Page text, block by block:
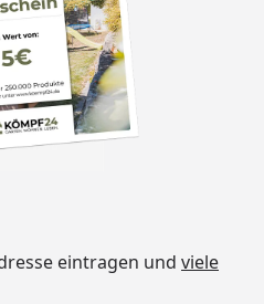
Spezialholz
2 stabile Liegen (55 cm tief,
Liege 24 cm nutzbar)
Sicherheitsrollverschluss
haben die Wahl aus
Saunaofen 4,5
eintragen und viele